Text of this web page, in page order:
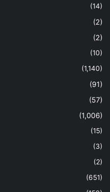
(14)
(2)
(2)
(10)
(1,140)
(91)
(57)
(1,006)
(15)
(3)
(2)
(651)